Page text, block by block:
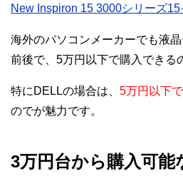
New Inspiron 15 3000シリーズ
海外のパソコンメーカーでも液
前後で、5万円以下で購入できる
特にDELLの場合は、 5万円以下
のでが魅力です。
3万円台から購入可